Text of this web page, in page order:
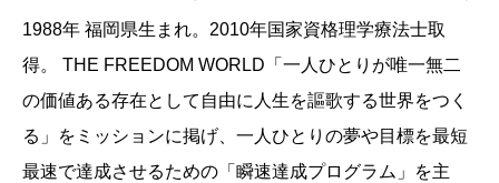
1988年 福岡県生まれ。2010年国家資格理学療法士取
得。 THE FREEDOM WORLD「一人ひとりが唯一無二
の価値ある存在として自由に人生を謳歌する世界をつく
る」をミッションに掲げ、一人ひとりの夢や目標を最短
最速で達成させるための「瞬速達成プログラム」を主